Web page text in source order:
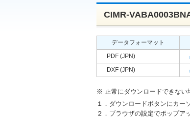
CIMR-
データフォーマット
PDF (JPN)
DXF (JPN)
※ 正常にダウンロードできない
１．ダウンロードボタンにカー
２．ブラウザの設定でポップア